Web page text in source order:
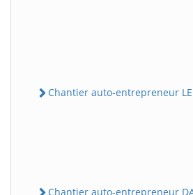
Chantier auto-entrepreneur LE
Chantier auto-entrepreneur